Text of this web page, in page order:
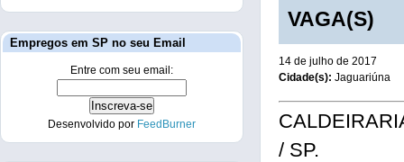
VAGA(S)
14 de julho de 2017
Cidade(s): Jaguariúna
/ SP.
Empregos em SP no seu Email
Entre com seu email:
Desenvolvido por FeedBurner